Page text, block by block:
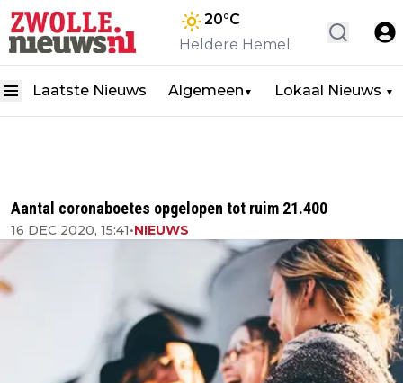
20°C
Heldere Hemel
Laatste Nieuws Algemeen ▼ Lokaal Nieuws ▼
Aantal coronaboetes opgelopen tot ruim 21.400
16 DEC 2020, 15:41•NIEUWS